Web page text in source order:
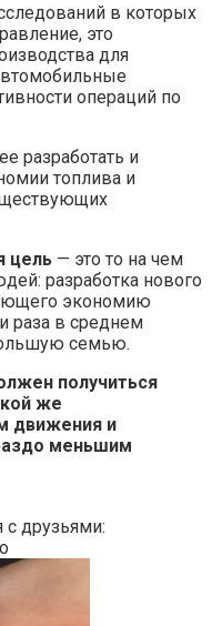
в которых
это
для
операций по
разработать и
топлива и
цель — это то на чем
разработка нового
экономию
раза в среднем
семью.
получиться
же
движения и
меньшим
с друзьями: